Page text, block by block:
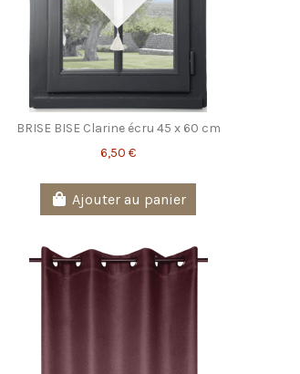
BRISE BISE Clarine écru 45 x 60 cm
6,50 €
Ajouter au panier